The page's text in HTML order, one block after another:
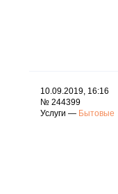
10.09.2019, 16:16
№ 244399
Услуги — Бытовые